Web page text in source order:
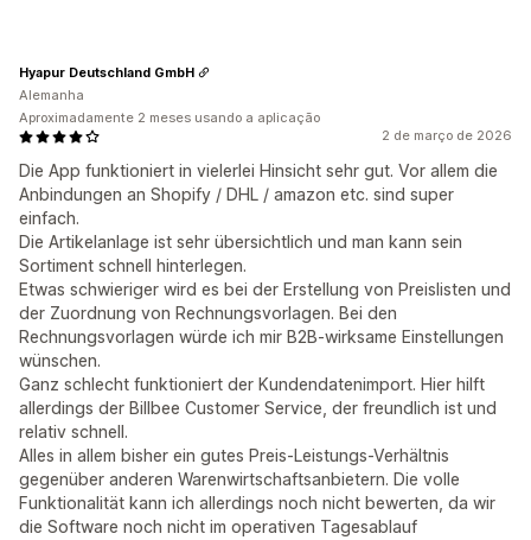
2 de março de 2026
Die App funktioniert in vielerlei Hinsicht sehr gut. Vor allem die
Anbindungen an Shopify / DHL / amazon etc. sind super
einfach.
Die Artikelanlage ist sehr übersichtlich und man kann sein
Sortiment schnell hinterlegen.
Etwas schwieriger wird es bei der Erstellung von Preislisten und
der Zuordnung von Rechnungsvorlagen. Bei den
Rechnungsvorlagen würde ich mir B2B-wirksame Einstellungen
wünschen.
Ganz schlecht funktioniert der Kundendatenimport. Hier hilft
allerdings der Billbee Customer Service, der freundlich ist und
relativ schnell.
Alles in allem bisher ein gutes Preis-Leistungs-Verhältnis
gegenüber anderen Warenwirtschaftsanbietern. Die volle
Funktionalität kann ich allerdings noch nicht bewerten, da wir
die Software noch nicht im operativen Tagesablauf
Hyapur Deutschland GmbH
Alemanha
Aproximadamente 2 meses usando a aplicação